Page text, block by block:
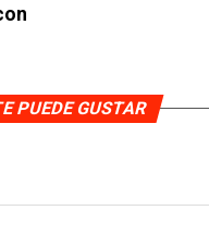
PUEDE GUSTAR